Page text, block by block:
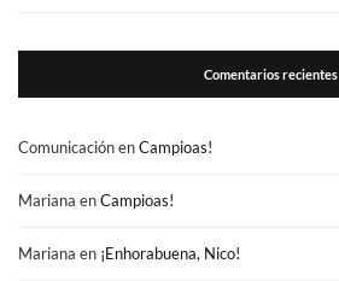
Comentarios recientes
ComunicaciónenCampioas!
Mariana enCampioas!
Mariana en ¡Enhorabuena, Nico!